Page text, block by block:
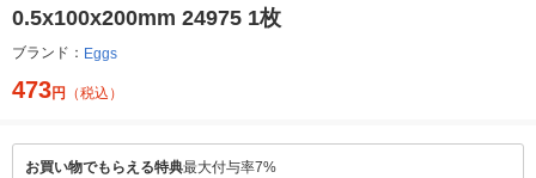
0.5x100x200mm 24975 1枚
ブランド： Eggs
473円 （税込）
お買い物でもらえる特典最大付与率7%